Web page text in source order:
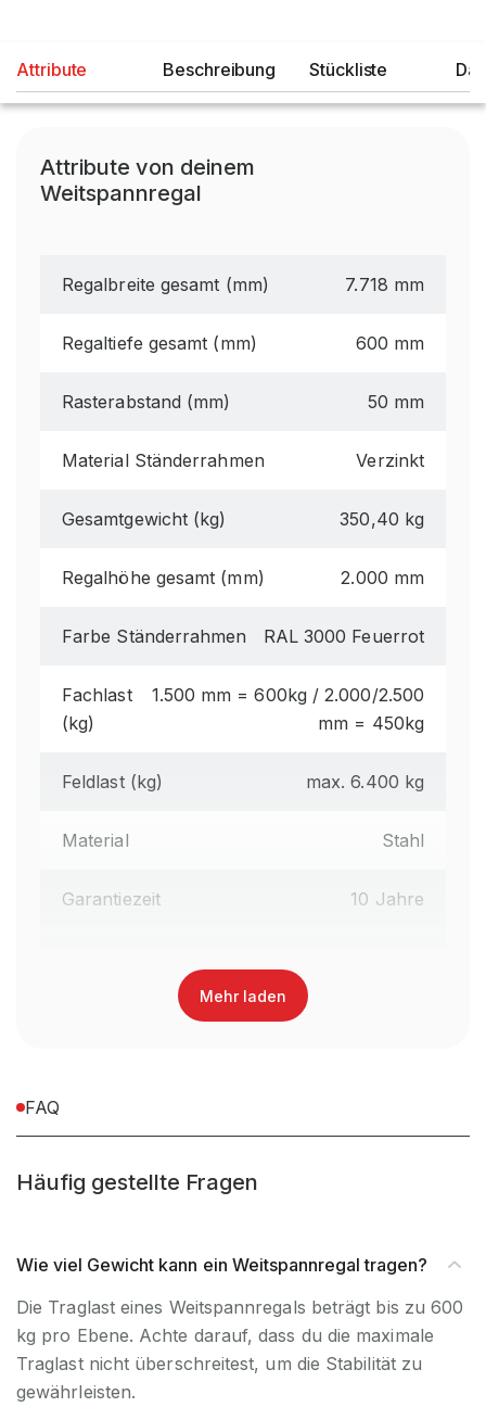
Attribute Beschreibung Stückliste
Attribute von deinem
Weitspannregal
Regalbreite gesamt (mm) 7.718 mm
Regaltiefe gesamt (mm) 600 mm
Rasterabstand (mm) 50 mm
Material Ständerrahmen Verzinkt
Gesamtgewicht (kg) 350,40 kg
Regalhöhe gesamt (mm) 2.000 mm
Farbe Ständerrahmen RAL 3000 Feuerrot
Fachlast
(kg)
1.500 mm = 600kg / 2.000/2.500
mm = 450kg
Feldlast (kg) max. 6.400 kg
Material Stahl
Garantiezeit 10 Jahre
Nein, Verwendung
Befestigungsart Boden- & Wandbefestigung
Mehr laden
FAQ
Häufig gestellte Fragen
Wie viel Gewicht kann ein Weitspannregal tragen?
Die Traglast eines Weitspannregals beträgt bis zu 600
kg pro Ebene. Achte darauf, dass du die maximale
Traglast nicht überschreitest, um die Stabilität zu
gewährleisten.